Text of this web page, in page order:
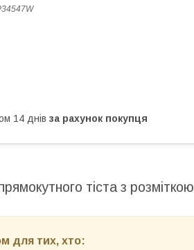
14 днів за рахунок покупця
тіста з розміткою
для тих, хто: